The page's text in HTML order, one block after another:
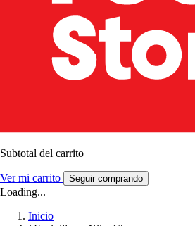
Subtotal del carrito
Ver mi carrito Seguir comprando
Loading...
Inicio